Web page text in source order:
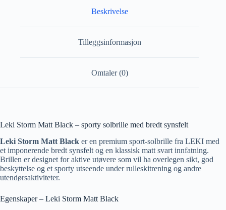
Beskrivelse
Tilleggsinformasjon
Omtaler (0)
Leki Storm Matt Black – sporty solbrille med bredt synsfelt
Leki Storm Matt Black er en premium sport-solbrille fra LEKI med
et imponerende bredt synsfelt og en klassisk matt svart innfatning.
Brillen er designet for aktive utøvere som vil ha overlegen sikt, god
beskyttelse og et sporty utseende under rulleskitrening og andre
utendørsaktiviteter.
Egenskaper – Leki Storm Matt Black